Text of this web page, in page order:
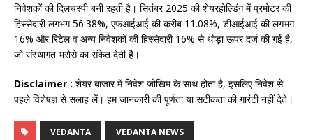
निवेशकों की दिलचस्पी बनी रहती है। सितंबर 2025 की शेयरहोल्डिंग में प्रमोटर की
हिस्सेदारी लगभग 56.38%, एफआईआई की करीब 11.08%, डीआईआई की लगभग
16% और रिटेल व अन्य निवेशकों की हिस्सेदारी 16% से थोड़ा ऊपर दर्ज की गई है,
जो संस्थागत भरोसे का संकेत देती है।
Disclaimer : शेयर बाजार में निवेश जोखिम के साथ होता है, इसलिए निवेश से
पहले विशेषज्ञ से सलाह लें। हम जानकारी की पूर्णता या सटीकता की गारंटी नहीं देते।
VEDANTA VEDANTA NEWS